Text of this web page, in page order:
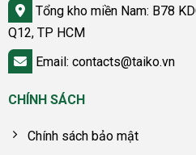
Tổng kho miền Nam: B78
Q12, TP HCM
Email: contacts@taiko.vn
CHÍNH SÁCH
Chính sách bảo mật